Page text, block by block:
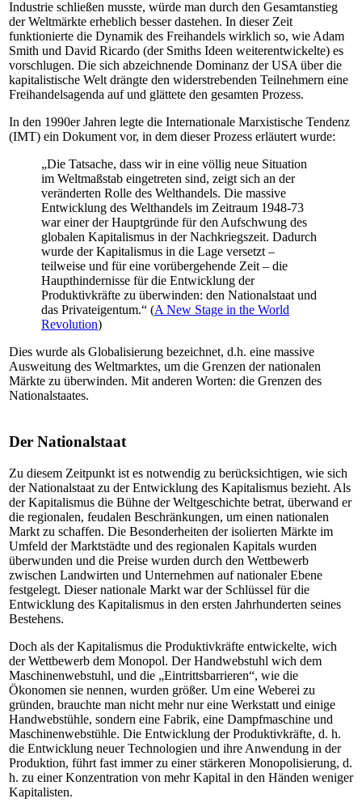
Industrie schließen musste, würde man durch den Gesamtanstieg
der Weltmärkte erheblich besser dastehen. In dieser Zeit
funktionierte die Dynamik des Freihandels wirklich so, wie Adam
Smith und David Ricardo (der Smiths Ideen weiterentwickelte) es
vorschlugen. Die sich abzeichnende Dominanz der USA über die
kapitalistische Welt drängte den widerstrebenden Teilnehmern eine
Freihandelsagenda auf und glättete den gesamten Prozess.
In den 1990er Jahren legte die Internationale Marxistische Tendenz
(IMT) ein Dokument vor, in dem dieser Prozess erläutert wurde:
„Die Tatsache, dass wir in eine völlig neue Situation
im Weltmaßstab eingetreten sind, zeigt sich an der
veränderten Rolle des Welthandels. Die massive
Entwicklung des Welthandels im Zeitraum 1948-73
war einer der Hauptgründe für den Aufschwung des
globalen Kapitalismus in der Nachkriegszeit. Dadurch
wurde der Kapitalismus in die Lage versetzt –
teilweise und für eine vorübergehende Zeit – die
Haupthindernisse für die Entwicklung der
Produktivkräfte zu überwinden: den Nationalstaat und
das Privateigentum.“ (A New Stage in the World
Revolution)
Dies wurde als Globalisierung bezeichnet, d.h. eine massive
Ausweitung des Weltmarktes, um die Grenzen der nationalen
Märkte zu überwinden. Mit anderen Worten: die Grenzen des
Nationalstaates.
Der Nationalstaat
Zu diesem Zeitpunkt ist es notwendig zu berücksichtigen, wie sich
der Nationalstaat zu der Entwicklung des Kapitalismus bezieht. Als
der Kapitalismus die Bühne der Weltgeschichte betrat, überwand er
die regionalen, feudalen Beschränkungen, um einen nationalen
Markt zu schaffen. Die Besonderheiten der isolierten Märkte im
Umfeld der Marktstädte und des regionalen Kapitals wurden
überwunden und die Preise wurden durch den Wettbewerb
zwischen Landwirten und Unternehmen auf nationaler Ebene
festgelegt. Dieser nationale Markt war der Schlüssel für die
Entwicklung des Kapitalismus in den ersten Jahrhunderten seines
Bestehens.
Doch als der Kapitalismus die Produktivkräfte entwickelte, wich
der Wettbewerb dem Monopol. Der Handwebstuhl wich dem
Maschinenwebstuhl, und die „Eintrittsbarrieren“, wie die
Ökonomen sie nennen, wurden größer. Um eine Weberei zu
gründen, brauchte man nicht mehr nur eine Werkstatt und einige
Handwebstühle, sondern eine Fabrik, eine Dampfmaschine und
Maschinenwebstühle. Die Entwicklung der Produktivkräfte, d. h.
die Entwicklung neuer Technologien und ihre Anwendung in der
Produktion, führt fast immer zu einer stärkeren Monopolisierung, d.
h. zu einer Konzentration von mehr Kapital in den Händen weniger
Kapitalisten.